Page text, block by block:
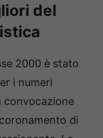
del
2000 è stato
i numeri
convocazione
di